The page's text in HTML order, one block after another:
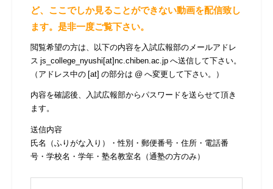
ど、ここでしか見ることができない動画を配信致し
ます。是非一度ご覧下さい。
閲覧希望の方は、以下の内容を入試広報部のメールアドレ
ス js_college_nyushi[at]nc.chiben.ac.jp へ送信して下さい。
（アドレス中の [at] の部分は @ へ変更して下さい。）
内容を確認後、入試広報部からパスワードを送らせて頂き
ます。
送信内容
氏名（ふりがな入り）・性別・郵便番号・住所・電話番
号・学校名・学年・塾名教室名（通塾の方のみ）